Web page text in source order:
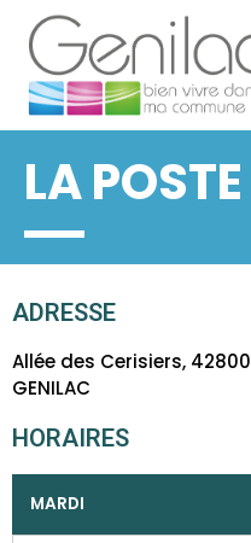
LA POSTE
ADRESSE
Allée des Cerisiers, 42800
GENILAC
HORAIRES
MARDI